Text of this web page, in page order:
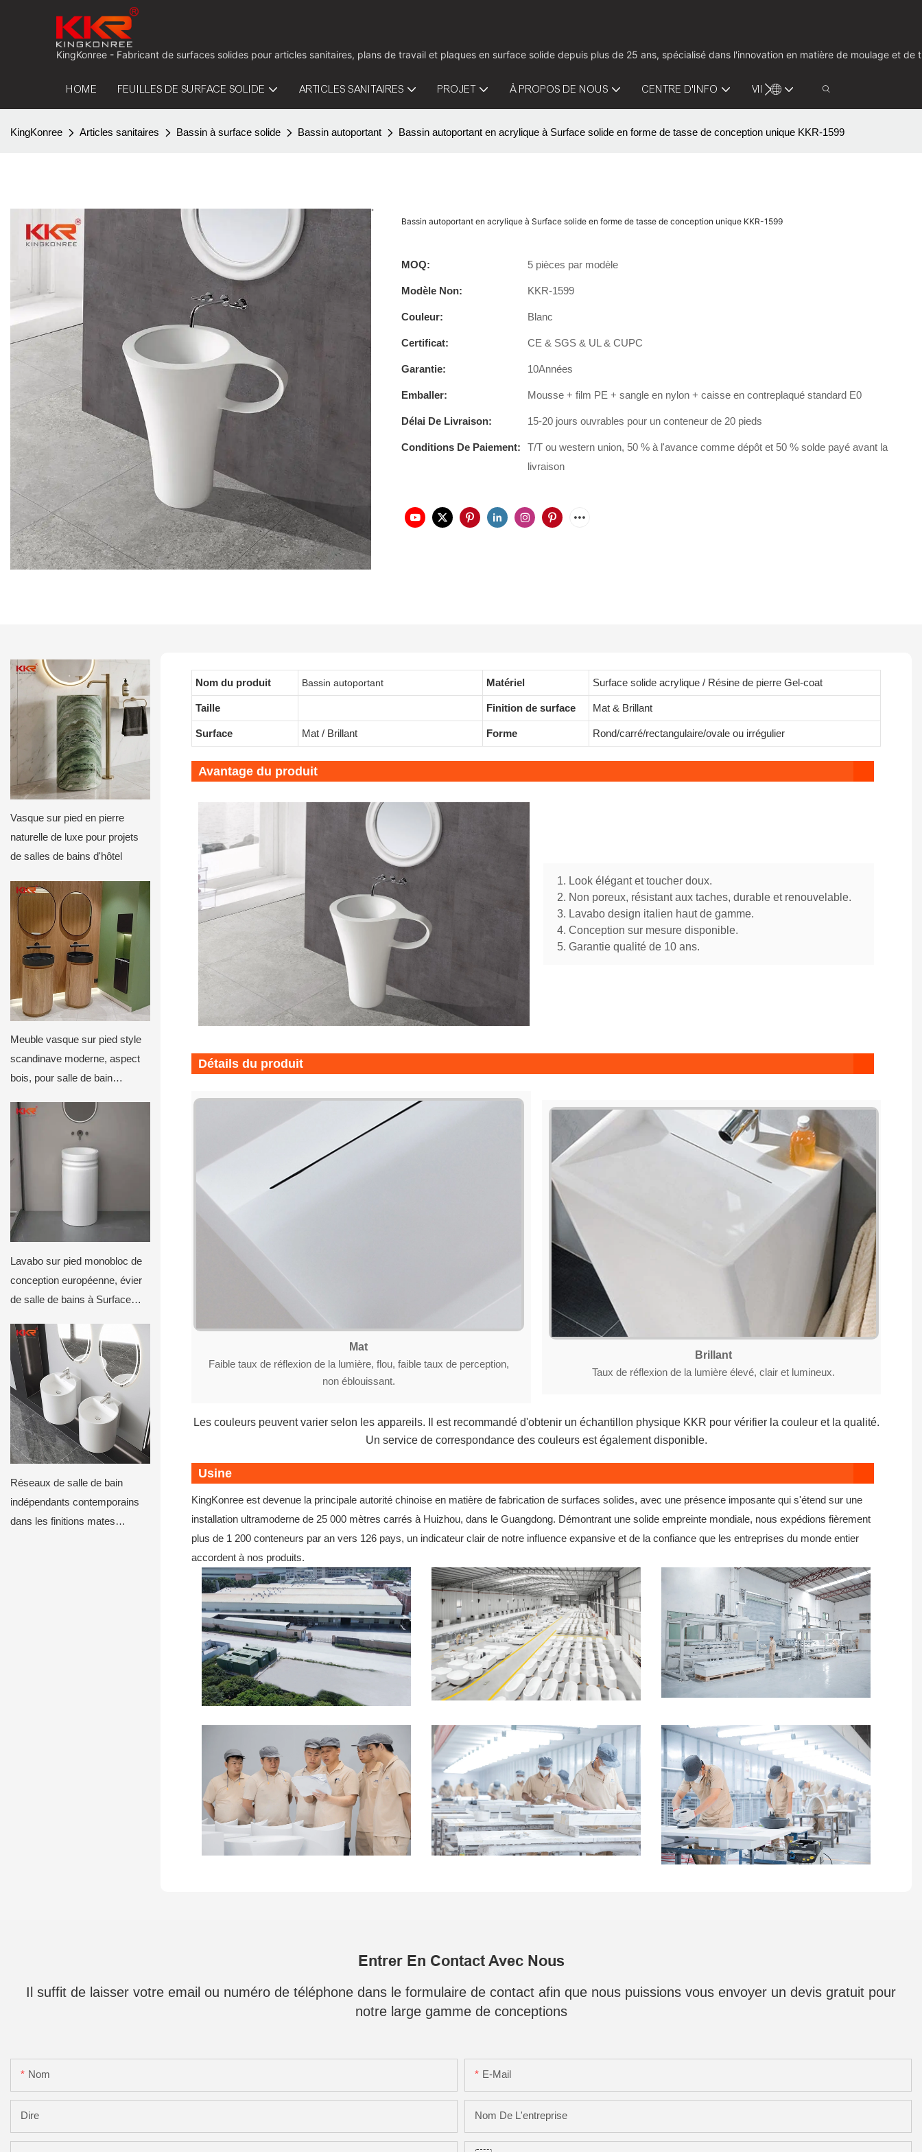
KingKonree - Fabricant de surfaces solides pour articles sanitaires, plans de travail et plaques en surface solide depuis plus de 25 ans, spécialisé dans l'innovation en matière de moulage et de
HOME FEUILLES DE SURFACE SOLIDE ARTICLES SANITAIRES PROJET À PROPOS DE NOUS CENTRE D'INFO VIDÉO CONTACTEZ-NOUS
KingKonree Articles sanitaires Bassin à surface solide Bassin autoportant Bassin autoportant en acrylique à Surface solide en forme de tasse de conception unique KKR-1599
Bassin autoportant en acrylique à Surface solide en forme de tasse de conception unique KKR-1599
MOQ: 5 pièces par modèle
Modèle Non: KKR-1599
Couleur: Blanc
Certificat: CE & SGS & UL & CUPC
Garantie: 10Années
Emballer: Mousse + film PE + sangle en nylon + caisse en contreplaqué standard E0
Délai De Livraison: 15-20 jours ouvrables pour un conteneur de 20 pieds
Conditions De Paiement:
T/T ou western union, 50 % à l'avance comme dépôt et 50 % solde payé avant la
livraison
Vasque sur pied en pierre
naturelle de luxe pour projets
de salles de bains d'hôtel
Meuble vasque sur pied style
scandinave moderne, aspect
bois, pour salle de bain
Lavabo sur pied monobloc de
conception européenne, évier
de salle de bains à Surface
Réseaux de salle de bain
indépendants contemporains
dans les finitions mates
Nom du produit Bassin autoportant Matériel Surface solide acrylique / Résine de pierre Gel-coat
Taille Finition de surface Mat & Brillant
Surface Mat / Brillant Forme Rond/carré/rectangulaire/ovale ou irrégulier
Avantage du produit
1. Look élégant et toucher doux.
2. Non poreux, résistant aux taches, durable et renouvelable.
3. Lavabo design italien haut de gamme.
4. Conception sur mesure disponible.
5. Garantie qualité de 10 ans.
Détails du produit
Mat
Faible taux de réflexion de la lumière, flou, faible taux de perception,
non éblouissant.
Brillant
Taux de réflexion de la lumière élevé, clair et lumineux.
Les couleurs peuvent varier selon les appareils. Il est recommandé d'obtenir un échantillon physique KKR pour vérifier la couleur et la qualité.
Un service de correspondance des couleurs est également disponible.
Usine
KingKonree est devenue la principale autorité chinoise en matière de fabrication de surfaces solides, avec une présence imposante qui s'étend sur une
installation ultramoderne de 25 000 mètres carrés à Huizhou, dans le Guangdong. Démontrant une solide empreinte mondiale, nous expédions fièrement
plus de 1 200 conteneurs par an vers 126 pays, un indicateur clair de notre influence expansive et de la confiance que les entreprises du monde entier
accordent à nos produits.
Entrer En Contact Avec Nous
Il suffit de laisser votre email ou numéro de téléphone dans le formulaire de contact afin que nous puissions vous envoyer un devis gratuit pour
notre large gamme de conceptions
Nom E-Mail
Dire Nom De L'entreprise